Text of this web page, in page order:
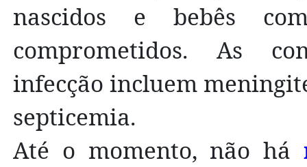
nascidos e bebês
comprometidos. As
infecção incluem
septicemia.
Até o momento, não há